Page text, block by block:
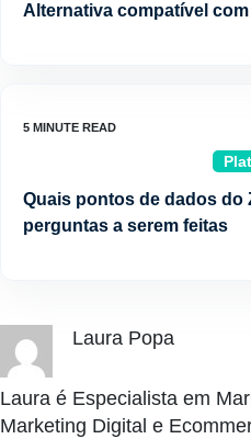
Alternativa compatível
Quais pontos de dados do
perguntas a serem feitas
Laura Popa
Laura é Especialista em
Marketing Digital e